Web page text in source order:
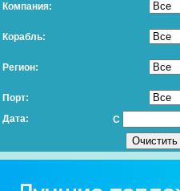
Компания:
Корабль:
Регион:
Порт:
Дата:
С